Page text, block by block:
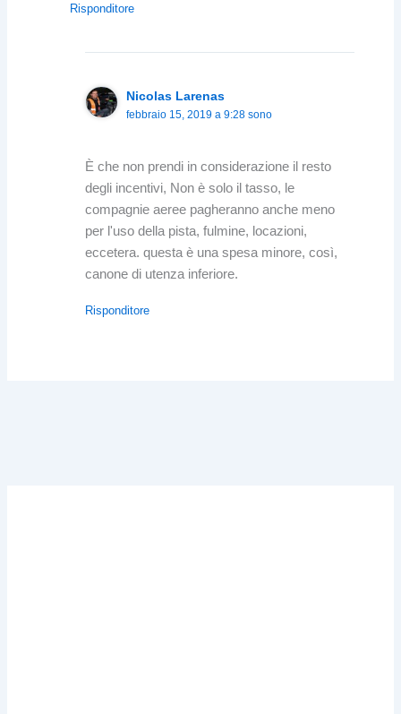
Risponditore
Nicolas Larenas
febbraio 15, 2019 a 9:28 sono
È che non prendi in considerazione il resto
degli incentivi, Non è solo il tasso, le
compagnie aeree pagheranno anche meno
per l'uso della pista, fulmine, locazioni,
eccetera. questa è una spesa minore, così,
canone di utenza inferiore.
Risponditore